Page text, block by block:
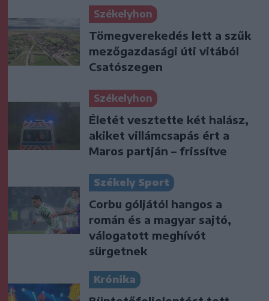
Székelyhon
Tömegverekedés lett a szűk
mezőgazdasági úti vitából
Csatószegen
Székelyhon
Életét vesztette két halász,
akiket villámcsapás ért a
Maros partján – frissítve
Székely Sport
Corbu góljától hangos a
román és a magyar sajtó,
válogatott meghívót
sürgetnek
Krónika